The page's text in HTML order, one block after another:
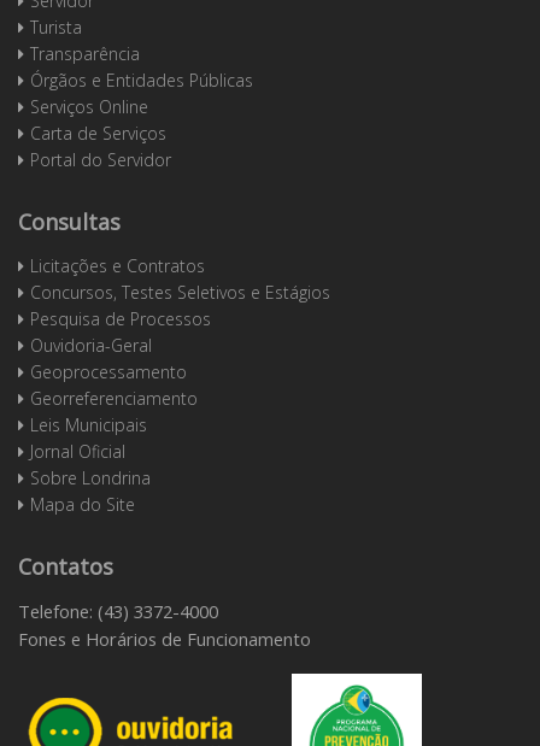
Turista
Transparência
Órgãos e Entidades Públicas
Serviços Online
Carta de Serviços
Portal do Servidor
Consultas
Licitações e Contratos
Concursos, Testes Seletivos e Estágios
Pesquisa de Processos
Ouvidoria-Geral
Geoprocessamento
Georreferenciamento
Leis Municipais
Jornal Oficial
Sobre Londrina
Mapa do Site
Contatos
Telefone: (43) 3372-4000
Fones e Horários de Funcionamento